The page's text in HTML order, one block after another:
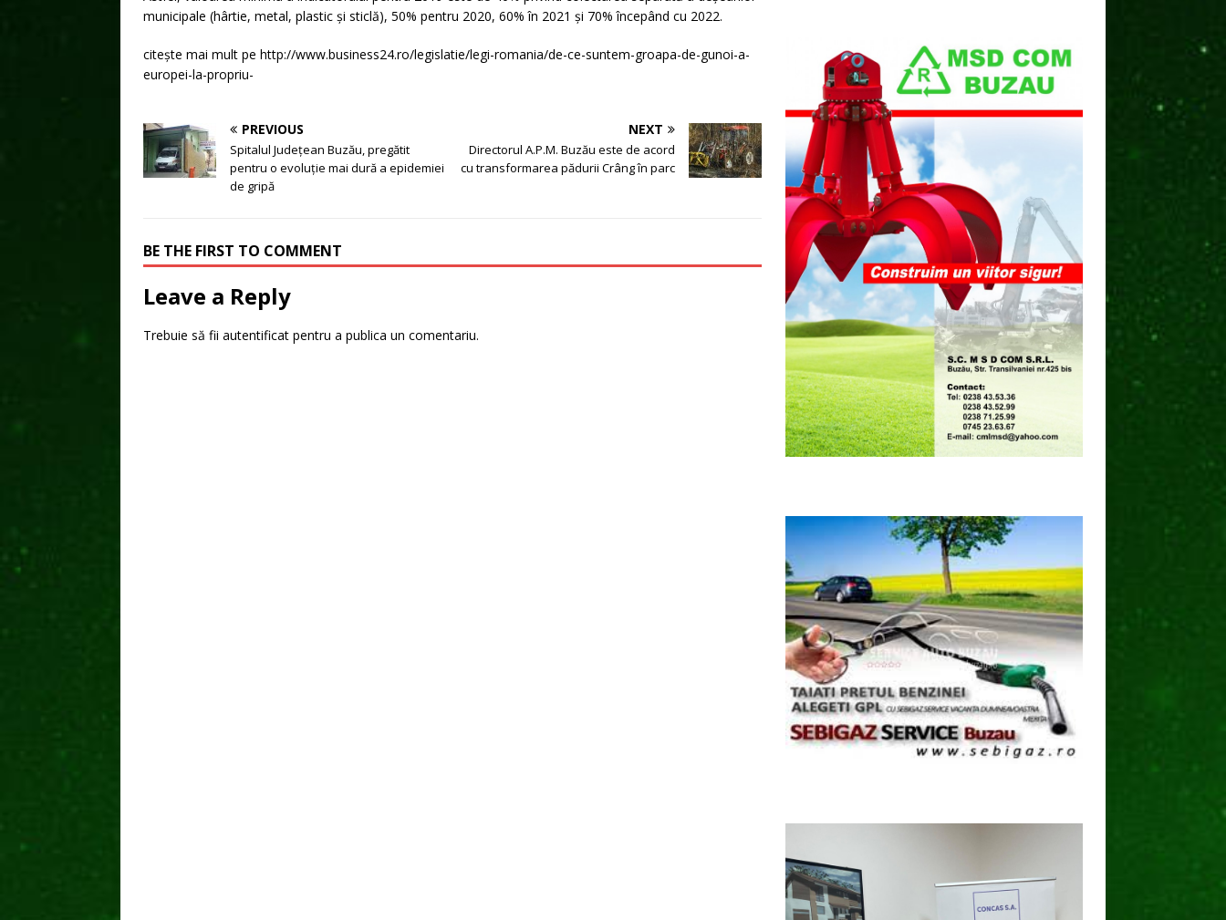
municipale (hârtie, metal, plastic și sticlă), 50% pentru 2020, 60% în 2021 și 70% începând cu 2022.
citește mai mult pe http://www.business24.ro/legislatie/legi-romania/de-ce-suntem-groapa-de-gunoi-a-
europei-la-propriu-
PREVIOUS
Spitalul Județean Buzău, pregătit
pentru o evoluție mai dură a epidemiei
de gripă
NEXT
Directorul A.P.M. Buzău este de acord
cu transformarea pădurii Crâng în parc
BE THE FIRST TO COMMENT
Leave a Reply
Trebuie să fii autentificat pentru a publica un comentariu.